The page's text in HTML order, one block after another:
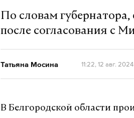
По словам
после согласования с
Татьяна Мосина 11:22, 12 авг. 2024
В Белгородской области